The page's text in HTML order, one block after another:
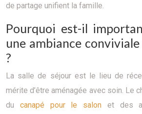
de partage unifient la famille.
Pourquoi est-il
une ambiance
?
La salle de séjour est le lieu de
mérite d’être aménagée avec soin. Le
du canapé pour le salon et des